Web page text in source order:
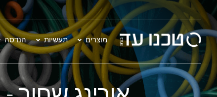
מוצרים תעשיות הנדסה